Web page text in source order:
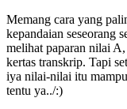
Memang cara yang
kepandaian seseorang
melihat paparan nilai
kertas transkrip. Tapi
iya nilai-nilai itu
tentu ya../:)